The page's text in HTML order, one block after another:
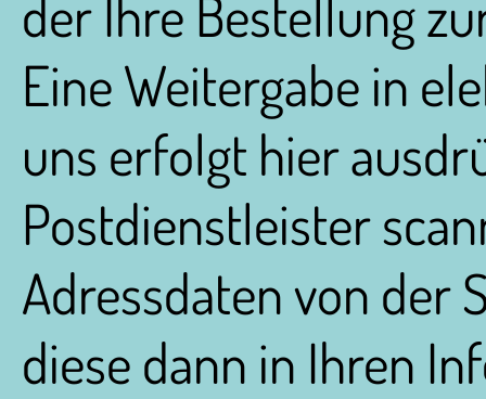
der Ihre Bestellung
Eine Weitergabe in
uns erfolgt hier
Postdienstleister
Adressdaten von der
diese dann in Ihren